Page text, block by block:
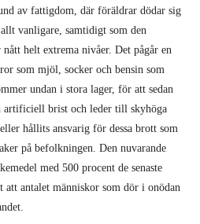
av fattigdom, där föräldrar dödar sig
vanligare, samtidigt som den
helt extrema nivåer. Det pågår en
som mjöl, socker och bensin som
undan i stora lager, för att sedan
artificiell brist och leder till skyhöga
hållits ansvarig för dessa brott som
på befolkningen. Den nuvarande
med 500 procent de senaste
antalet människor som dör i onödan